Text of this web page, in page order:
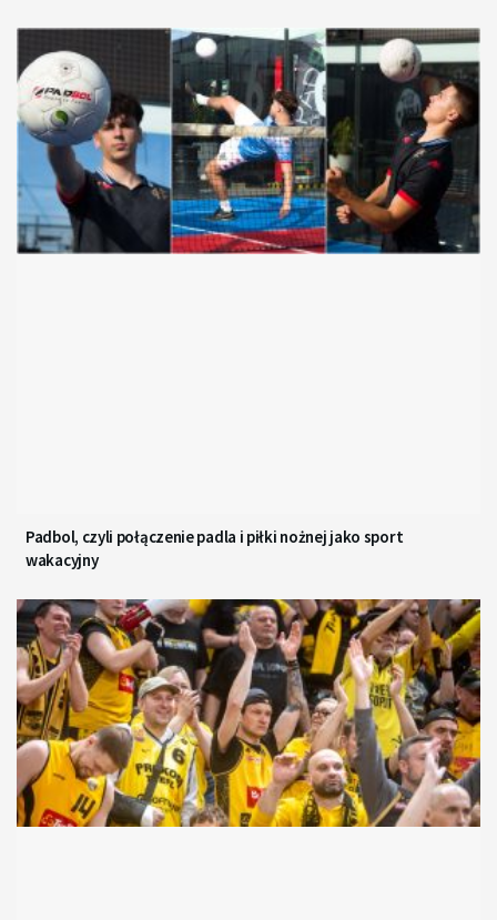
Padbol, czyli połączenie padla i piłki nożnej jako sport
wakacyjny